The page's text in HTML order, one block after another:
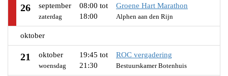
26 september
zaterdag
08:00 tot
18:00
Groene Hart Marathon
Alphen aan den Rijn
oktober
21 oktober
woensdag
19:45 tot
21:30
ROC vergadering
Bestuurskamer Botenhuis